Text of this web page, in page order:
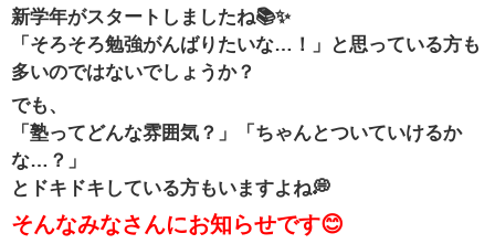
新学年がスタートしましたね📚✨
「そろそろ勉強がんばりたいな…！」と思っている方も
多いのではないでしょうか？
でも、
「塾ってどんな雰囲気？」
「ちゃんとついていけるか
な…？」
とドキドキしている方もいますよね💭
そんなみなさんにお知らせです😊